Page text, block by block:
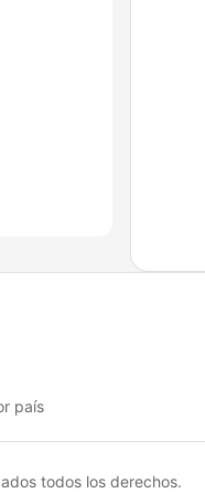
país
todos los derechos.